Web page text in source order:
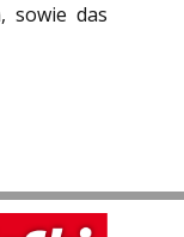
sowie das